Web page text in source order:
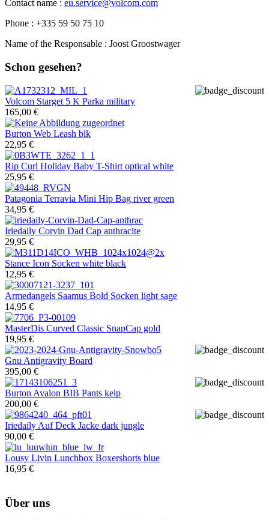
Contact name : eu.service@volcom.com
Phone : +335 59 50 75 10
Name of the Responsable : Joost Groostwager
Schon gesehen?
Volcom Starget 5 K Parka military
165,00 €
Burton Web Leash blk
22,95 €
Rip Curl Holiday Baby T-Shirt optical white
25,95 €
Patagonia Terravia Mini Hip Bag river green
34,95 €
Iriedaily Corvin Dad Cap anthracite
29,95 €
Stance Icon Socken white black
12,95 €
Armedangels Saamus Bold Socken light sage
14,95 €
MasterDis Curved Classic SnapCap gold
19,95 €
Gnu Antigravity Board
395,00 €
Burton Avalon BIB Pants kelp
200,00 €
Iriedaily Auf Deck Jacke dark jungle
90,00 €
Lousy Livin Lunchbox Boxershorts blue
16,95 €
Über uns